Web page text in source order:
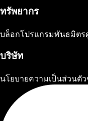
ทรัพยากร
บล็อกโปรแกรมพันธมิตร
บริษัท
นโยบายความเป็นส่วนตัว